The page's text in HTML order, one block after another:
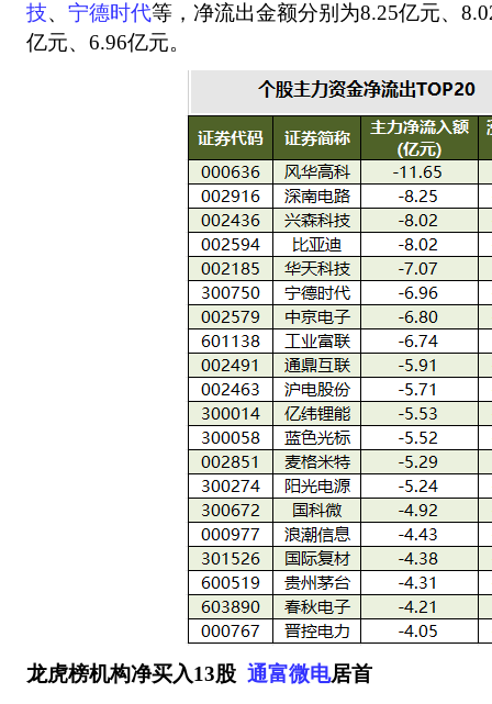
技、 宁德时代等，净流出金额分别为8.25亿元、
亿元、6.96亿元。
龙虎榜机构净买入13股 通富微电居首